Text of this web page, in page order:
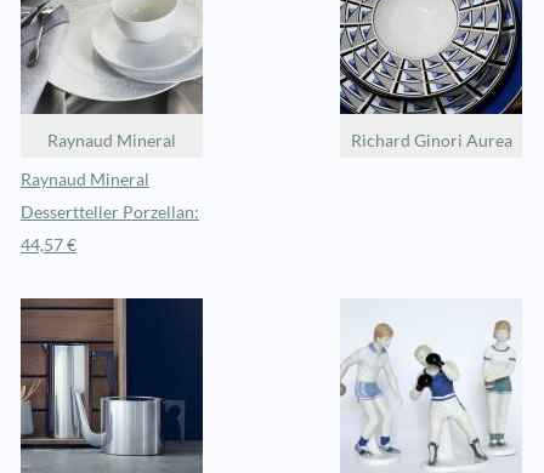
Raynaud Mineral
Raynaud Mineral
Dessertteller Porzellan:
44,57 €
Richard Ginori Aurea